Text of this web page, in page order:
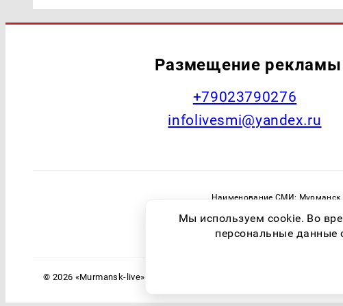
Размещение рекламы
+79023790276
infolivesmi@yandex.ru
Наименование СМИ: Мурманск
Зарегистрировавший орган: Федеральная
© 2026 «Murmansk-live» | Все права защищены
Мы используем cookie. Во
персональные данные